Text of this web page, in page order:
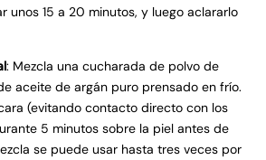
unos 15 a 20 minutos, y luego aclararlo
: Mezcla una cucharada de polvo de
aceite de argán puro prensado en frío.
(evitando contacto directo con los
5 minutos sobre la piel antes de
se puede usar hasta tres veces por